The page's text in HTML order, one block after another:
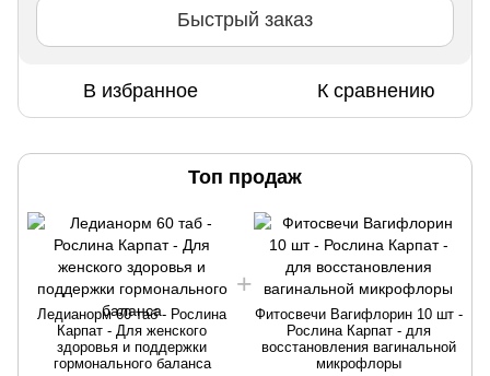
Быстрый заказ
В избранное К сравнению
Топ продаж
Ледианорм 60 таб - Рослина
Карпат - Для женского
здоровья и поддержки
гормонального баланса
Фитосвечи Вагифлорин 10 шт -
Рослина Карпат - для
восстановления вагинальной
микрофлоры